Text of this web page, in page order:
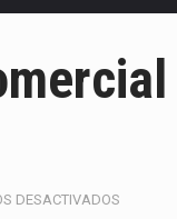
de 1.1%
arancel del 15 %
(USDA)
DESACTIVADOS